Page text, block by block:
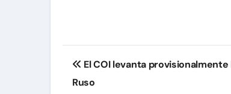
Navegación
de
El COI levanta
Ruso